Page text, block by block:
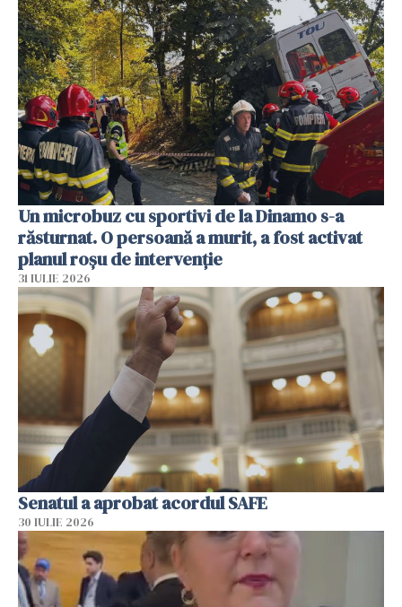
Un microbuz cu sportivi de la Dinamo s-a
răsturnat. O persoană a murit, a fost activat
planul roșu de intervenție
31 IULIE 2026
Senatul a aprobat acordul SAFE
30 IULIE 2026